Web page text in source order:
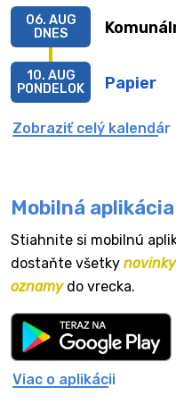
06. AUG
DNES
Papier
10. AUG
PONDELOK
Zobraziť celý kalendár
Mobilná aplikácia
Stiahnite si mobilnú
dostaňte všetky novinky
oznamydo vrecka.
Viac o aplikácii